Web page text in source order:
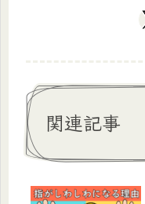
関連記事